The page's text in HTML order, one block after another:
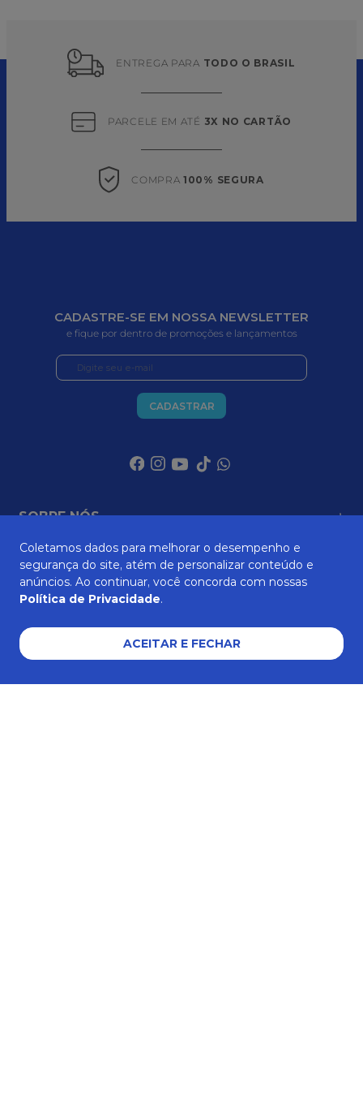
ENTREGA PARA TODO O BRASIL
PARCELE EM ATÉ 3X NO CARTÃO
COMPRA 100% SEGURA
CADASTRE-SE EM NOSSA NEWSLETTER
e fique por dentro de promoções e lançamentos
CADASTRAR
SOBRE NÓS
ATENDIMENTO
AJUDA E SUPORTE
Coletamos dados para melhorar o desempenho e
segurança do site, atém de personalizar conteúdo e
anúncios. Ao continuar, você concorda com nossas
Política de Privacidade.
ACEITAR E FECHAR